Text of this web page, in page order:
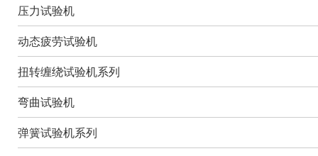
压力试验机
动态疲劳试验机
扭转缠绕试验机系列
弯曲试验机
弹簧试验机系列